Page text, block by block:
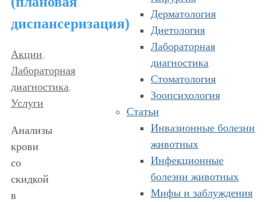
диспансеризация)
Акции,
Лабораторная
диагностика,
Услуги
Анализы
крови
со
скидкой
в
Дерматология
Диетология
Лабораторная
диагностика
Стоматология
Зоопсихология
Статьи
Инвазионные болезни
животных
Инфекционные
болезни животных
Мифы и заблуждения